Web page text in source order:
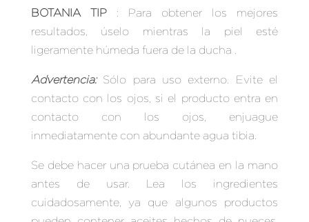
BOTANIA TIP : Para obtener los mejores
resultados, úselo mientras la piel esté
ligeramente húmeda fuera de la ducha
Advertencia:Sólo para uso externo. Evite el
contacto con los ojos, si el producto entra en
contacto con los ojos, enjuague
inmediatamente con abundante agua tibia.
Se debe hacer una prueba cutánea en la mano
antes de usar. Lea los ingredientes
cuidadosamente, ya que algunos productos